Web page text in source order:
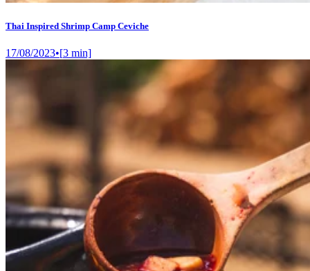
Thai Inspired Shrimp Camp Ceviche
17/08/2023•[3 min]